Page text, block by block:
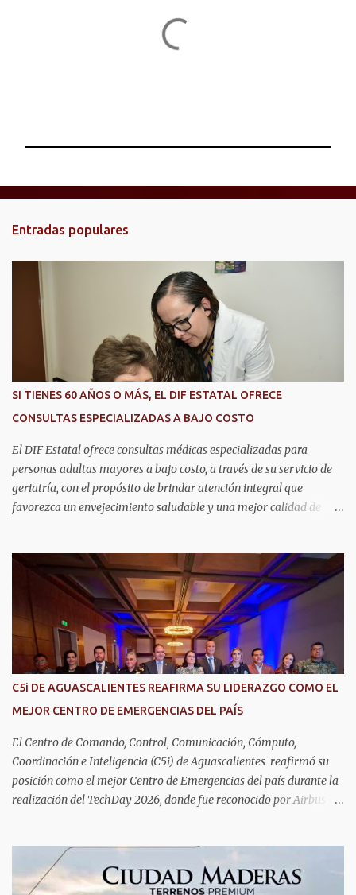
u
b
i
t
a
r
o
Entradas populares
SI TIENES 60 AÑOS O MÁS, EL DIF ESTATAL OFRECE
CONSULTAS ESPECIALIZADAS A BAJO COSTO
El DIF Estatal ofrece consultas médicas especializadas para
personas adultas mayores a bajo costo, a través de su servicio de
geriatría, con el propósito de brindar atención integral que
favorezca un envejecimiento saludable y una mejor calidad de
fundamentalmente en la prevención, el diagnóstico y tratamiento
de las enfermedades más comunes en las personas mayores de 60
años, como diabetes, hipertensión, deterioro cognitivo y
alzhéimer, entre otros padecimientos. "Nuestros adultos mayores
son el corazón de muchas familias y merecen todo nuestro respeto,
cuidado y reconocimiento; por eso, en el DIF Estatal impulsamos
servicios que les ayuden a cuidar su salud y a vivir esta etapa con
presidenta del DIF Estatal. Para acceder al servicio, las y los
interesados deben acudir a la Dirección de Servi...
C5i DE AGUASCALIENTES REAFIRMA SU LIDERAZGO COMO EL
MEJOR CENTRO DE EMERGENCIAS DEL PAÍS
El Centro de Comando, Control, Comunicación, Cómputo,
Coordinación e Inteligencia (C5i) de Aguascalientes reafirmó su
posición como el mejor Centro de Emergencias del país durante la
realización del TechDay 2026, donde fue reconocido por Airbus
seguridad pública y la atención de emergencias. Este encuentro
reunió a autoridades, especialistas nacionales e internacionales y